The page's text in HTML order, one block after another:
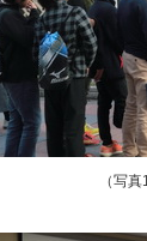
（写